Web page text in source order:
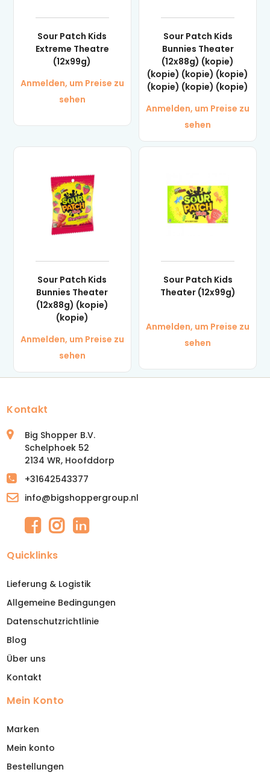
Sour Patch Kids
Extreme Theatre
(12x99g)
Anmelden, um Preise zu
sehen
Sour Patch Kids
Bunnies Theater
(12x88g) (kopie)
(kopie) (kopie) (kopie)
(kopie) (kopie) (kopie)
Anmelden, um Preise zu
sehen
Sour Patch Kids
Bunnies Theater
(12x88g) (kopie)
(kopie)
Anmelden, um Preise zu
sehen
Sour Patch Kids
Theater (12x99g)
Anmelden, um Preise zu
sehen
Kontakt
Big Shopper B.V.
Schelphoek 52
2134 WR, Hoofddorp
+31642543377
info@bigshoppergroup.nl
Quicklinks
Lieferung & Logistik
Allgemeine Bedingungen
Datenschutzrichtlinie
Blog
Über uns
Kontakt
Mein Konto
Marken
Mein konto
Bestellungen